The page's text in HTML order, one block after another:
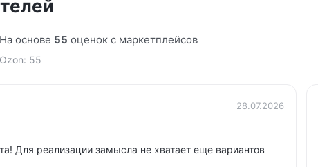
На основе 55 оценок с маркетплейсов
Ozon: 55
28.07.2026
Для реализации замысла не хватает еще вариантов